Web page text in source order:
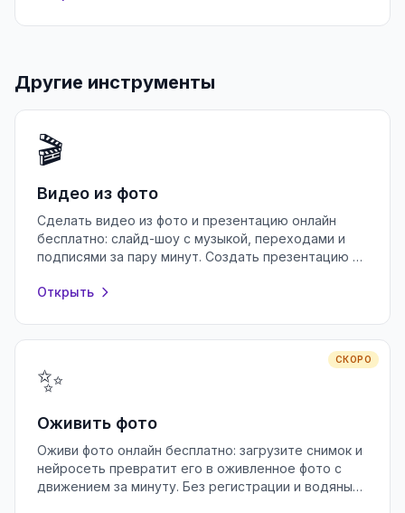
Другие инструменты
🎬
Видео из фото
Сделать видео из фото и презентацию онлайн
бесплатно: слайд-шоу с музыкой, переходами и
подписями за пару минут. Создать презентацию в
Открыть
СКОРО
✨
Оживить фото
Оживи фото онлайн бесплатно: загрузите снимок и
нейросеть превратит его в оживленное фото с
движением за минуту. Без регистрации и водяных